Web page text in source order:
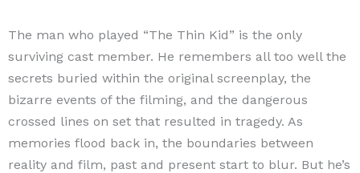
The man who played “The Thin Kid” is the only
surviving cast member. He remembers all too well the
secrets buried within the original screenplay, the
bizarre events of the filming, and the dangerous
crossed lines on set that resulted in tragedy. As
memories flood back in, the boundaries between
reality and film, past and present start to blur. But he’s